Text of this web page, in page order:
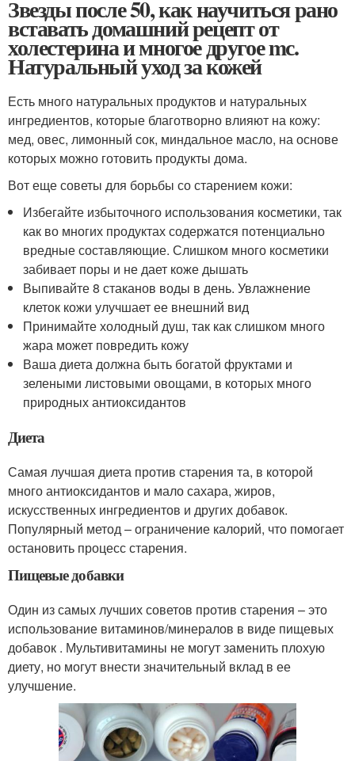
Звезды после 50, как научиться рано
вставать домашний рецепт от
холестерина и многое другое mс.
Натуральный уход за кожей
Есть много натуральных продуктов и натуральных
ингредиентов, которые благотворно влияют на кожу:
мед, овес, лимонный сок, миндальное масло, на основе
которых можно готовить продукты дома.
Вот еще советы для борьбы со старением кожи:
Избегайте избыточного использования косметики, так
как во многих продуктах содержатся потенциально
вредные составляющие. Слишком много косметики
забивает поры и не дает коже дышать
Выпивайте 8 стаканов воды в день. Увлажнение
клеток кожи улучшает ее внешний вид
Принимайте холодный душ, так как слишком много
жара может повредить кожу
Ваша диета должна быть богатой фруктами и
зелеными листовыми овощами, в которых много
природных антиоксидантов
Диета
Самая лучшая диета против старения та, в которой
много антиоксидантов и мало сахара, жиров,
искусственных ингредиентов и других добавок.
Популярный метод – ограничение калорий, что помогает
остановить процесс старения.
Пищевые добавки
Один из самых лучших советов против старения – это
использование витаминов/минералов в виде пищевых
добавок . Мультивитамины не могут заменить плохую
диету, но могут внести значительный вклад в ее
улучшение.